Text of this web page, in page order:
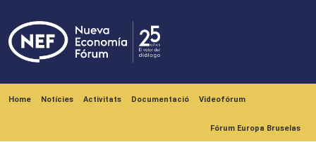
Home Notícies Activitats Documentació Videofórum
Fórum Europa Bruselas